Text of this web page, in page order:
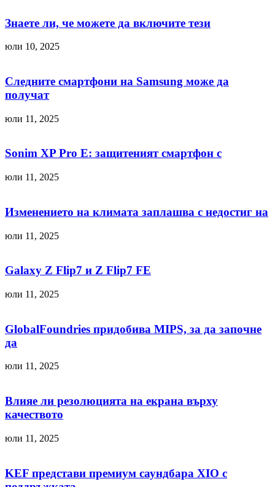
Знаете ли, че можете да включите тези
юли 10, 2025
Следните смартфони на Samsung може да
получат
юли 11, 2025
Sonim XP Pro E: защитеният смартфон с
юли 11, 2025
Изменението на климата заплашва с недостиг на
юли 11, 2025
Galaxy Z Flip7 и Z Flip7 FE
юли 11, 2025
GlobalFoundries придобива MIPS, за да започне
да
юли 11, 2025
Влияе ли резолюцията на екрана върху
качеството
юли 11, 2025
KEF представи премиум саундбара XIO с